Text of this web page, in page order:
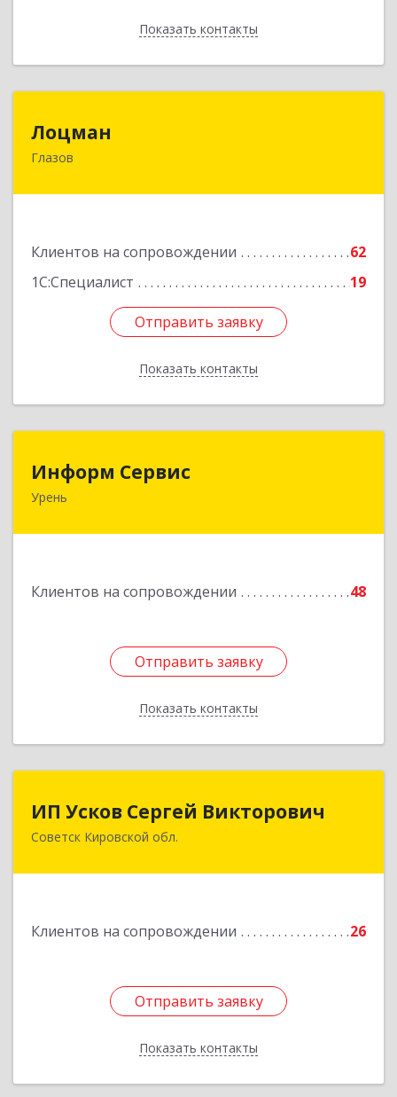
Показать контакты
Назад
Лоцман
Глазов
Клиентов на сопровождении
62
1С:Специалист
19
Отправить заявку
Показать контакты
427620, Удмуртская Респ, Глазов г, Сибирская
Отправить заявку
Назад
Информ Сервис
Урень
Клиентов на сопровождении 48
Отправить заявку
Показать контакты
Отправить заявку
Назад
ИП Усков Сергей Викторович
Советск Кировской обл.
Клиентов на сопровождении 26
Отправить заявку
Показать контакты
ИП Усков Сергей Викторович
613340, Кировская обл, Советск г, Дружбы ул,
Отправить заявку
Назад